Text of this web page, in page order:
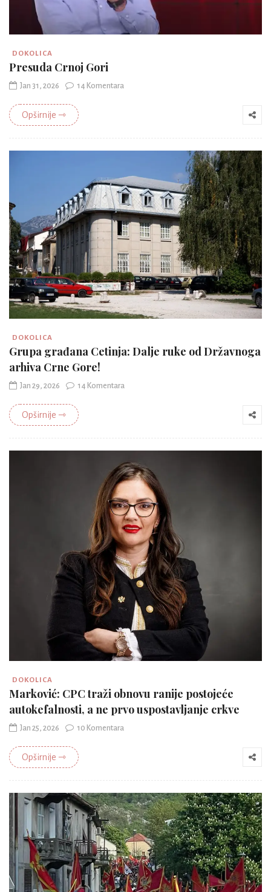
DOKOLICA
Presuda Crnoj Gori
Jan 31, 2026 14 Komentara
Opširnije ⇾
DOKOLICA
Grupa građana Cetinja: Dalje ruke od Državnoga
arhiva Crne Gore!
Jan 29, 2026 14 Komentara
Opširnije ⇾
DOKOLICA
Marković: CPC traži obnovu ranije postojeće
autokefalnosti, a ne prvo uspostavljanje crkve
Jan 25, 2026 10 Komentara
Opširnije ⇾